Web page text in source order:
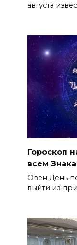
августа
Гороскоп
всем
Овен День
выйти из